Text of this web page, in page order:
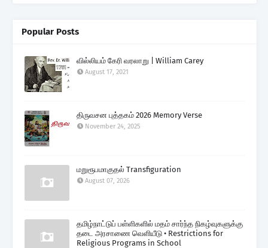
Popular Posts
வில்லியம் கேரி வரலாறு | William Carey
August 17, 2021
திருவசன புத்தகம் 2026 Memory Verse
November 24, 2025
மறுரூபமாகுதல் Transfiguration
August 07, 2026
தமிழ்நாட்டுப் பள்ளிகளில் மதம் சார்ந்த நிகழ்வுகளுக்கு
தடை அரசாணை வெளியீடு • Restrictions for
Religious Programs in School